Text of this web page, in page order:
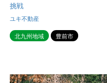
挑戦
ユキ不動産
北九州地域 豊前市